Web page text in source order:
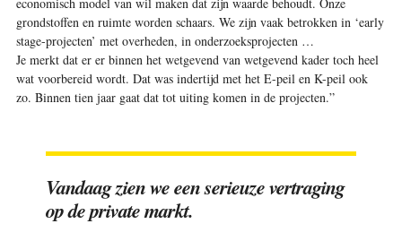
grondstoffen en ruimte worden schaars. We zijn vaak betrokken in ‘early
stage-projecten’ met overheden, in onderzoeksprojecten …
Je merkt dat er er binnen het wetgevend van wetgevend kader toch heel
wat voorbereid wordt. Dat was indertijd met het E-peil en K-peil ook
zo. Binnen tien jaar gaat dat tot uiting komen in de projecten.”
Vandaag zien we een serieuze vertraging
op de private markt.